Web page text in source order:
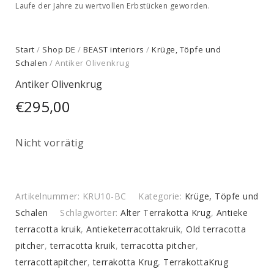
Laufe der Jahre zu wertvollen Erbstücken geworden.
Start / Shop DE / BEAST interiors / Krüge, Töpfe und
Schalen / Antiker Olivenkrug
Antiker Olivenkrug
€295,00
Nicht vorrätig
Artikelnummer: KRU10-BC Kategorie: Krüge, Töpfe und
Schalen
Schlagwörter: Alter Terrakotta Krug, Antieke
terracotta kruik, Antieketerracottakruik, Old terracotta
pitcher,terracotta kruik,terracotta pitcher,
terracottapitcher,terrakotta Krug, TerrakottaKrug